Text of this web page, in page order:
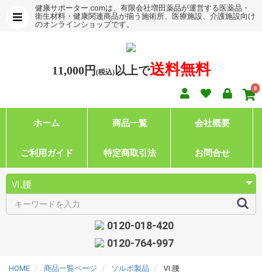
健康サポーター.comは、有限会社増田薬品が運営する医薬品・
衛生材料・健康関連商品が揃う施術所、医療施設、介護施設向け
のオンラインショップです。
11,000円 (税込)以上で送料無料
0
ホーム 商品一覧 会社概要
ご利用ガイド 特定商取引法 お問合せ
0120-018-420
0120-764-997
HOME 商品一覧ページ ソルボ製品 Ⅵ.腰